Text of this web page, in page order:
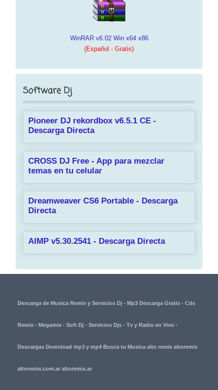
WinRAR v6.02 Win x64 x86
(Español - Gratis)
Software Dj
Pioneer DJ rekordbox v6.5.1 CE -
Descarga Directa
CROSS DJ Free - App para mezclar
temas en tu celular
Dreamweaver CS6 Portable - Descarga
Directa
AIMP v5.30.2541 - Descarga Directa
Descarga de Musica Remix y Servicios Dj - Mp3 Descarga Gratis - Cds
Remix - Megamix - Soft Dj - Servicios Djs - Tv y Radio en Vivo -
Descargas Download mp3 y mp4 Busca tu Musica alto remix altoremix
altoremix.com.ar altoremix.ar